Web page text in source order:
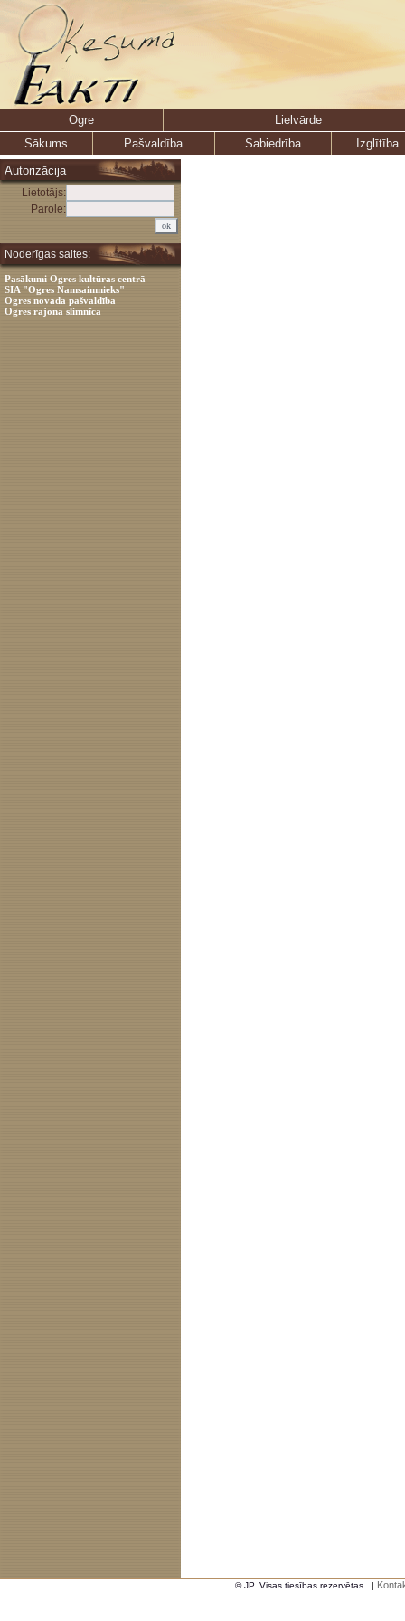
Ogre
Lielvārde
Sākums
Pašvaldība Sabiedrība
Izglītība
Autorizācija
Lietotājs:
Parole:
Noderīgas saites:
Pasākumi Ogres kultūras centrā
SIA "Ogres Namsaimnieks"
Ogres novada pašvaldība
Ogres rajona slimnīca
© JP. Visas tiesības rezervētas. |